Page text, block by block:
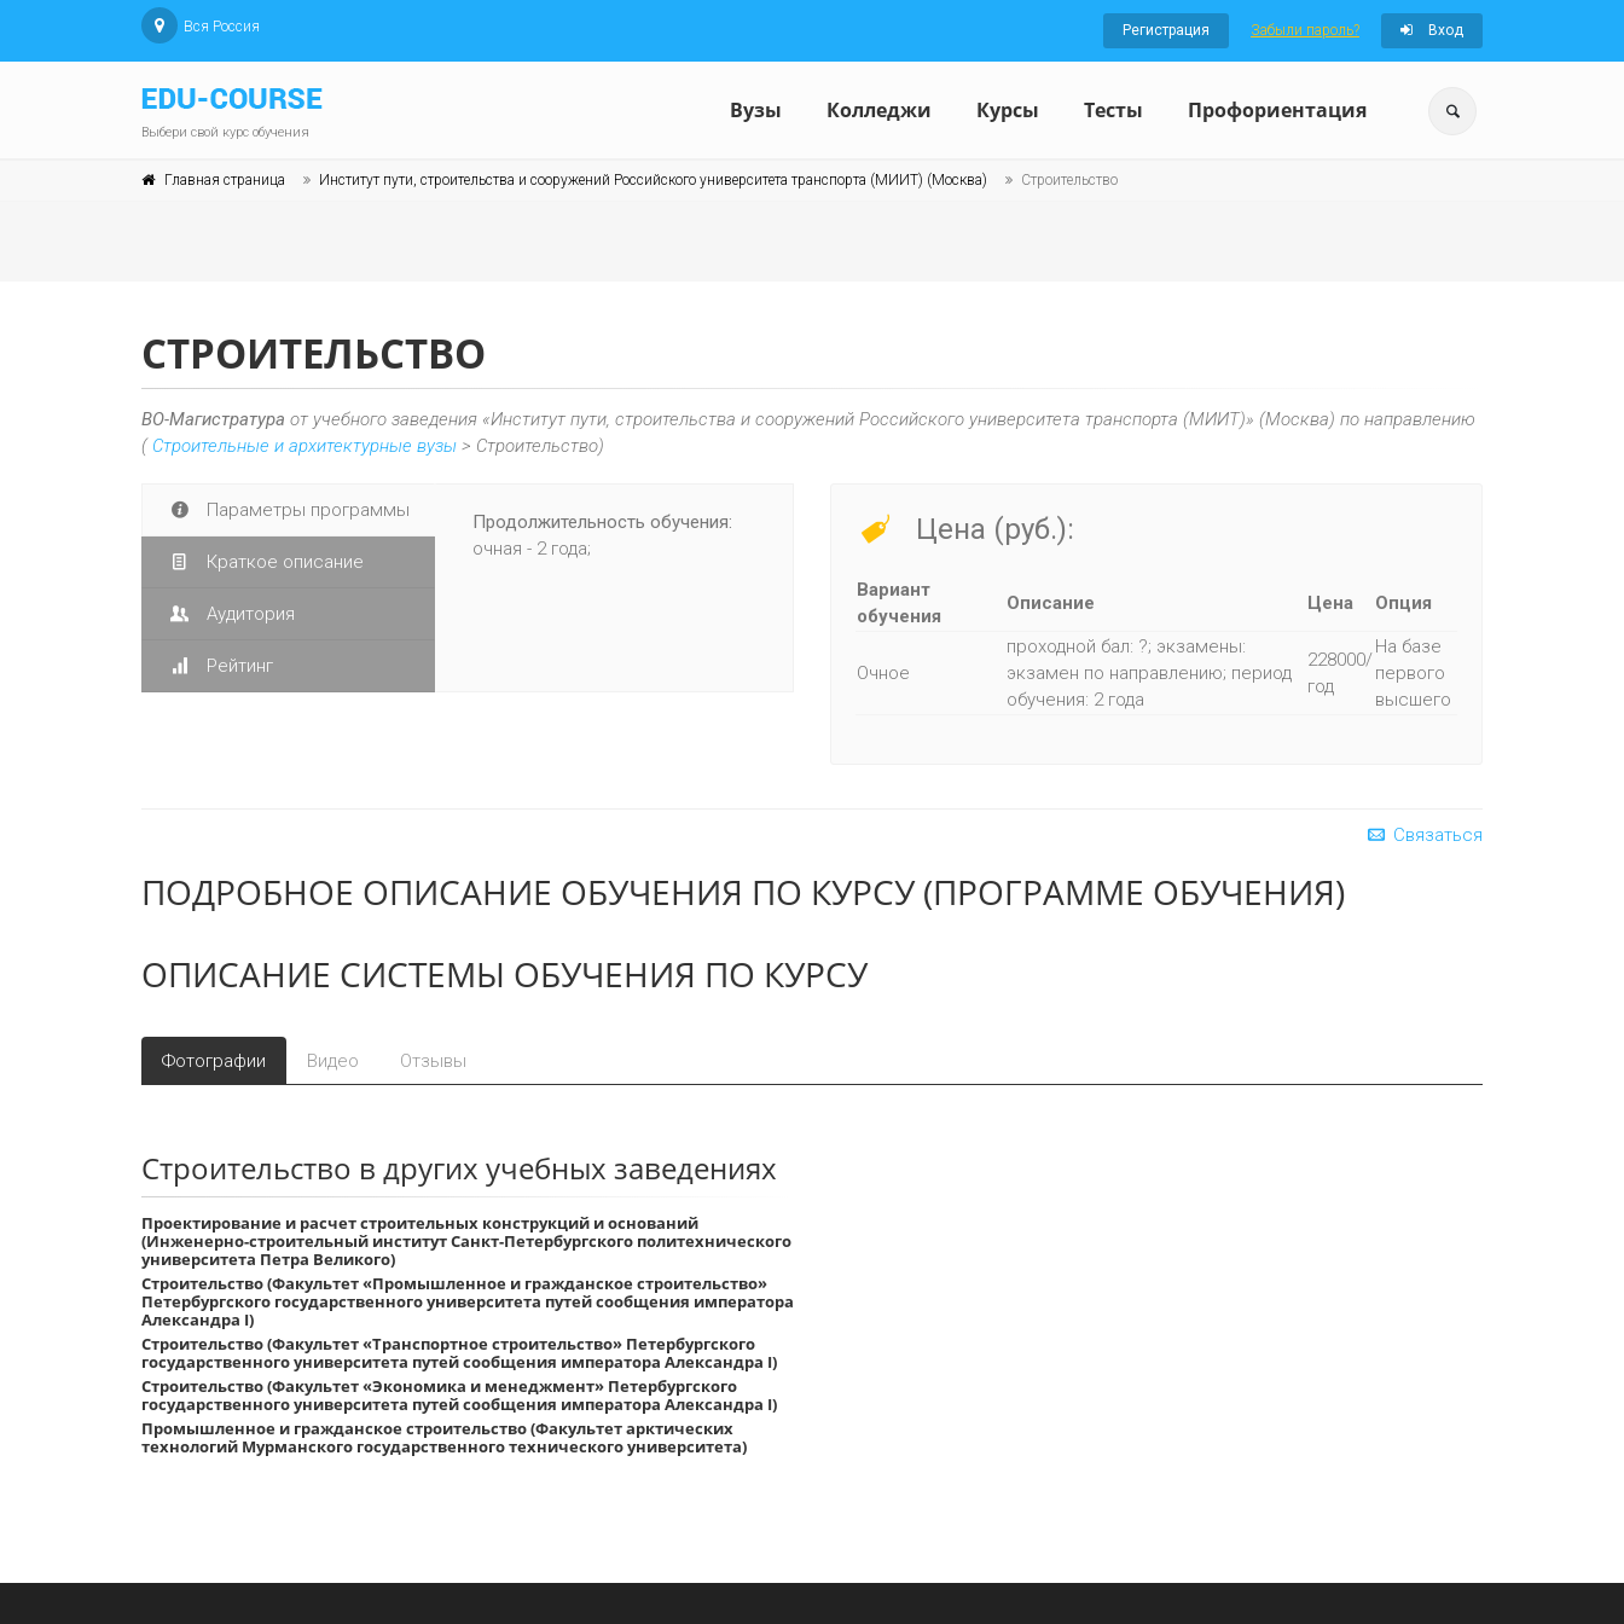
Вся Россия Регистрация Забыли пароль? Вход
Выбери свой курс обучения
Вузы Колледжи Курсы Тесты Профориентация
Главная страница Институт пути, строительства и сооружений Российского университета транспорта (МИИТ) (Москва) Строительство
СТРОИТЕЛЬСТВО
ВО-Магистратура от учебного заведения «Институт пути, строительства и сооружений Российского университета транспорта (МИИТ)» (Москва) по направлению
( Строительные и архитектурные вузы > Строительство)
Параметры программы
Краткое описание
Аудитория
Рейтинг
Продолжительность обучения:
очная - 2 года;
Цена (руб.):
Вариант
обучения
Описание Цена Опция
Очное
проходной бал: ?; экзамены:
экзамен по направлению; период
обучения: 2 года
228000/
год
На базе
первого
высшего
Связаться
ПОДРОБНОЕ ОПИСАНИЕ ОБУЧЕНИЯ ПО КУРСУ (ПРОГРАММЕ ОБУЧЕНИЯ)
ОПИСАНИЕ СИСТЕМЫ ОБУЧЕНИЯ ПО КУРСУ
Фотографии Видео Отзывы
Строительство в других учебных заведениях
Проектирование и расчет строительных конструкций и оснований
(Инженерно-строительный институт Санкт-Петербургского политехнического
университета Петра Великого)
Строительство (Факультет «Промышленное и гражданское строительство»
Петербургского государственного университета путей сообщения императора
Александра I)
Строительство (Факультет «Транспортное строительство» Петербургского
государственного университета путей сообщения императора Александра I)
Строительство (Факультет «Экономика и менеджмент» Петербургского
государственного университета путей сообщения императора Александра I)
Промышленное и гражданское строительство (Факультет арктических
технологий Мурманского государственного технического университета)